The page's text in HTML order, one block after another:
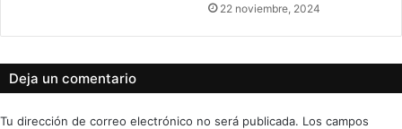
22 noviembre, 2024
Deja un comentario
Tu dirección de correo electrónico no será publicada. Los campos